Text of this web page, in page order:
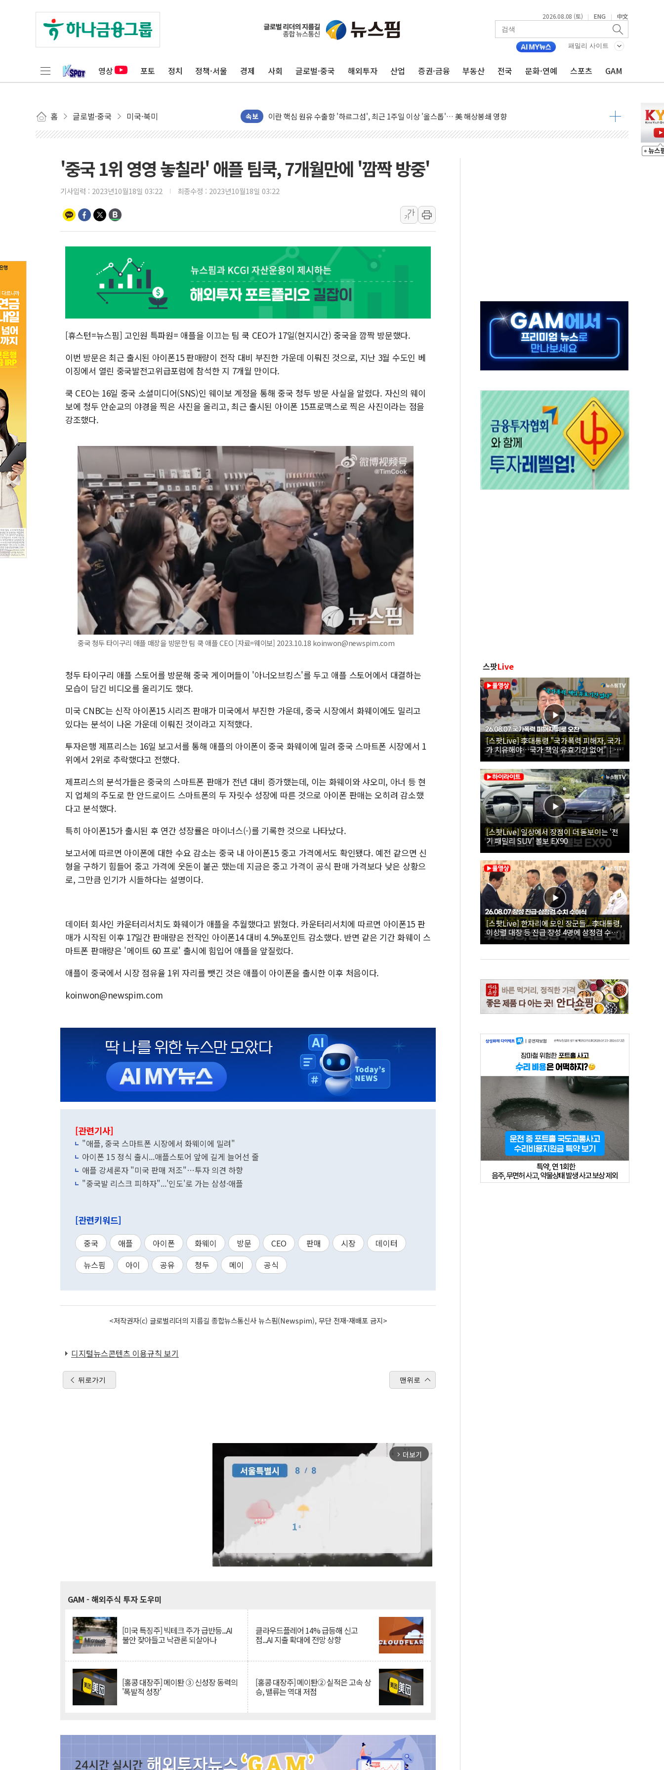
2026.08.08 (토) | ENG | 中文
패밀리 사이트
영상 포토 정치 정책·서울 경제 사회 글로벌·중국 해외투자 산업 증권·금융 부동산 전국 문화·연예 스포츠 GAM
홈 글로벌·중국 미국·북미 속보
유럽증시, 美 고용 예상 밖 부진에 연준 금리 인상 가능성 낮아지며 상승… STOXX 600 지수는 나흘 연속 최고치
미 연준 매파 기세 꺾이나…고용 감소에 9월 동결 전망 우세
트럼프, 백신·자폐증 행정명령 검토…"이르면 다음 주"
美 항소법원, 백악관 무도회장 공사 중단 명령…트럼프 제동
美 고용 쇼크에 엔화 장중 급등…시장은 "또 개입했나" 촉각
[AI MY 뉴스] 뉴욕 반도체주 프리뷰...美 고용 쇼크에 반도체주 '활짝'
[종합] 美 7월 고용 2만3000명 감소 '쇼크'…9월 금리 인상 기대 후퇴
[사진] 이슬람 수니파 3개국, 공동방위협정 체결
뉴욕증시 개장 전 특징주...아틀라시안·클라우드플레어·태양광주↑ VS 트레이드데스크·웬디스↓
보훈부, 미 DPAA와 MOU… "6·25 미군 실종자 7359명 끝까지 찾겠다"
트럼프 "금리 내려야"…파월 때와 달리 워시엔 톤 낮춰
특정 정치인 측근 포항시 정책특보 내정설...포항시 '시끌'
李 "해남 태양광, 대한민국 다음 100년 밑거름…수도권 집중 완화 전환점"
李 대통령, '6시간 마라톤 부동산 2차 회의' 주재… "전폭적 공급 확대·속도전 총력"
트럼프, 中 겨냥 폴리실리콘 관세 15% 부과…美 태양광주 급등
[사진] 빈살만과 에르도안의 만남
이란와이어 "이란 최고지도자 위독…곧 사망해도 놀랍지 않아"
'중국 1위 영영 놓칠라' 애플 팀쿡, 7개월만에 '깜짝 방중'
기사입력 : 2023년10월18일 03:22 최종수정 : 2023년10월18일 03:22
가
가
[휴스턴=뉴스핌] 고인원 특파원= 애플을 이끄는 팀 쿡 CEO가 17일(현지시간) 중국을 깜짝 방문했다.
이번 방문은 최근 출시된 아이폰15 판매량이 전작 대비 부진한 가운데 이뤄진 것으로, 지난 3월 수도인 베
이징에서 열린 중국발전고위급포럼에 참석한 지 7개월 만이다.
쿡 CEO는 16일 중국 소셜미디어(SNS)인 웨이보 계정을 통해 중국 청두 방문 사실을 알렸다. 자신의 웨이
보에 청두 안순교의 야경을 찍은 사진을 올리고, 최근 출시된 아이폰 15프로맥스로 찍은 사진이라는 점을
강조했다.
중국 청두 타이구리 애플 매장을 방문한 팀 쿡 애플 CEO [자료=웨이보] 2023.10.18 koinwon@newspim.com
청두 타이구리 애플 스토어를 방문해 중국 게이머들이 '아너오브킹스'를 두고 애플 스토어에서 대결하는
모습이 담긴 비디오를 올리기도 했다.
미국 CNBC는 신작 아이폰15 시리즈 판매가 미국에서 부진한 가운데, 중국 시장에서 화웨이에도 밀리고
있다는 분석이 나온 가운데 이뤄진 것이라고 지적했다.
투자은행 제프리스는 16일 보고서를 통해 애플의 아이폰이 중국 화웨이에 밀려 중국 스마트폰 시장에서 1
위에서 2위로 추락했다고 전했다.
제프리스의 분석가들은 중국의 스마트폰 판매가 전년 대비 증가했는데, 이는 화웨이와 샤오미, 아너 등 현
지 업체의 주도로 한 안드로이드 스마트폰의 두 자릿수 성장에 따른 것으로 아이폰 판매는 오히려 감소했
다고 분석했다.
특히 아이폰15가 출시된 후 연간 성장률은 마이너스(-)를 기록한 것으로 나타났다.
보고서에 따르면 아이폰에 대한 수요 감소는 중국 내 아이폰15 중고 가격에서도 확인됐다. 예전 같으면 신
형을 구하기 힘들어 중고 가격에 웃돈이 붙곤 했는데 지금은 중고 가격이 공식 판매 가격보다 낮은 상황으
로, 그만큼 인기가 시들하다는 설명이다.
데이터 회사인 카운터리서치도 화웨이가 애플을 추월했다고 밝혔다. 카운터리서치에 따르면 아이폰15 판
매가 시작된 이후 17일간 판매량은 전작인 아이폰14 대비 4.5%포인트 감소했다. 반면 같은 기간 화웨이 스
마트폰 판매량은 '메이트 60 프로' 출시에 힘입어 애플을 앞질렀다.
애플이 중국에서 시장 점유율 1위 자리를 뺏긴 것은 애플이 아이폰을 출시한 이후 처음이다.
koinwon@newspim.com
[관련기사]
"애플, 중국 스마트폰 시장에서 화웨이에 밀려"
아이폰 15 정식 출시...애플스토어 앞에 길게 늘어선 줄
애플 강세론자 "미국 판매 저조"…투자 의견 하향
"중국발 리스크 피하자"...'인도'로 가는 삼성·애플
[관련키워드]
중국 애플 아이폰 화웨이 방문 CEO 판매 시장
데이터
뉴스핌
아이 공유 청두 메이 공식
<저작권자(c) 글로벌리더의 지름길 종합뉴스통신사 뉴스핌(Newspim), 무단 전재-재배포 금지>
디지털뉴스콘텐츠 이용규칙 보기
뒤로가기 맨위로
arrow_forward_ios 더보기
GAM - 해외주식 투자 도우미
[미국 특징주] 빅테크 주가 급반등...AI
불안 잦아들고 낙관론 되살아나
클라우드플레어 14% 급등해 신고
점...AI 지출 확대에 전망 상향
[홍콩 대장주] 메이퇀 ③ 신성장 동력의
'폭발적 성장'
[홍콩 대장주] 메이퇀② 실적은 고속 상
승, 밸류는 역대 저점
스팟Live
[스팟Live] 李대통령 "국가폭력 피해자, 국가
가 치유해야…국가 책임 유효기간 없어"｜
26.08.07 국가폭력 피해자 위로 오찬
[스팟Live] 일상에서 장점이 더 돋보이는 '전
기 패밀리 SUV' 볼보 EX90
[스팟Live] 한자리에 모인 장군들...李대통령,
이상렬 대장 등 진급 장성 4명에 삼정검 수치
직접 수여｜26.08.07 장성 진급·삼정검 수치